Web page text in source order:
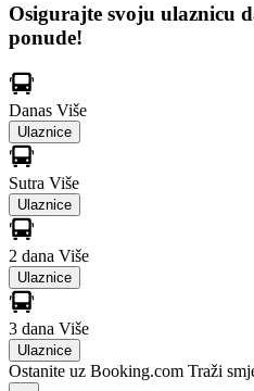
Osigurajte svoju ulaznicu
ponude!
Danas Više
Ulaznice
Sutra Više
Ulaznice
2 dana Više
Ulaznice
3 dana Više
Ulaznice
Ostanite uz Booking.com Traži